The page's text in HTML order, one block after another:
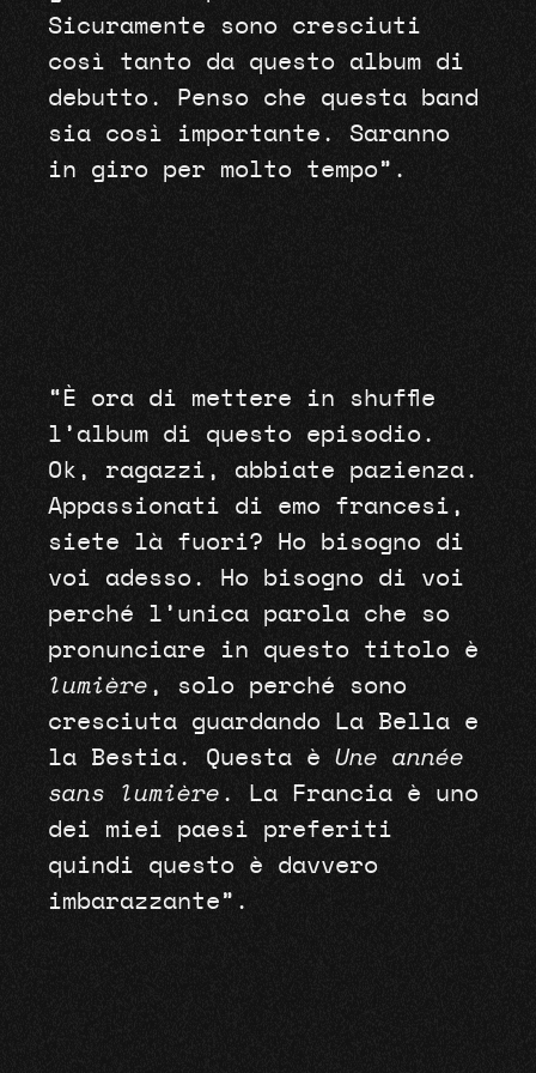
Sicuramente sono cresciuti
così tanto da questo album di
debutto. Penso che questa band
sia così importante. Saranno
in giro per molto tempo”.
“È ora di mettere in shuffle
l’album di questo episodio.
Ok, ragazzi, abbiate pazienza.
Appassionati di emo francesi,
siete là fuori? Ho bisogno di
voi adesso. Ho bisogno di voi
perché l’unica parola che so
pronunciare in questo titolo è
lumière , solo perché sono
cresciuta guardando La Bella e
la Bestia. Questa è Une année
sans lumière . La Francia è uno
dei miei paesi preferiti
quindi questo è davvero
imbarazzante”.